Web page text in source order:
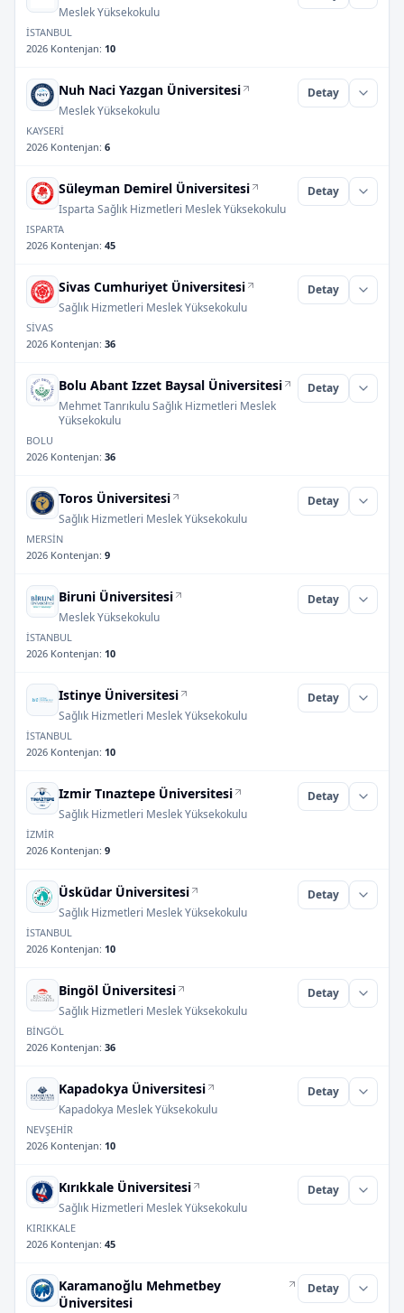
Meslek Yüksekokulu
İSTANBUL
2026 Kontenjan: 10
Nuh Naci Yazgan Üniversitesi
Meslek Yüksekokulu
Detay
KAYSERİ
2026 Kontenjan: 6
Süleyman Demirel Üniversitesi
Isparta Sağlık Hizmetleri Meslek Yüksekokulu
Detay
ISPARTA
2026 Kontenjan: 45
Sivas Cumhuriyet Üniversitesi
Sağlık Hizmetleri Meslek Yüksekokulu
Detay
SİVAS
2026 Kontenjan: 36
Bolu Abant Izzet Baysal Üniversitesi
Mehmet Tanrıkulu Sağlık Hizmetleri Meslek
Yüksekokulu
Detay
BOLU
2026 Kontenjan: 36
Toros Üniversitesi
Sağlık Hizmetleri Meslek Yüksekokulu
Detay
MERSİN
2026 Kontenjan: 9
Biruni Üniversitesi
Meslek Yüksekokulu
Detay
İSTANBUL
2026 Kontenjan: 10
Istinye Üniversitesi
Sağlık Hizmetleri Meslek Yüksekokulu
Detay
İSTANBUL
2026 Kontenjan: 10
Izmir Tınaztepe Üniversitesi
Sağlık Hizmetleri Meslek Yüksekokulu
Detay
İZMİR
2026 Kontenjan: 9
Üsküdar Üniversitesi
Sağlık Hizmetleri Meslek Yüksekokulu
Detay
İSTANBUL
2026 Kontenjan: 10
Bingöl Üniversitesi
Sağlık Hizmetleri Meslek Yüksekokulu
Detay
BİNGÖL
2026 Kontenjan: 36
Kapadokya Üniversitesi
Kapadokya Meslek Yüksekokulu
Detay
NEVŞEHİR
2026 Kontenjan: 10
Kırıkkale Üniversitesi
Sağlık Hizmetleri Meslek Yüksekokulu
Detay
KIRIKKALE
2026 Kontenjan: 45
Karamanoğlu Mehmetbey
Üniversitesi
Detay